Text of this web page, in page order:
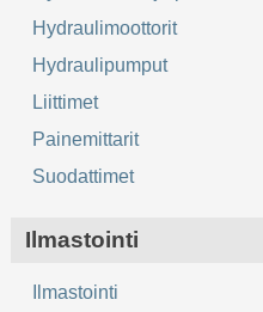
Hydraulimoottorit
Hydraulipumput
Liittimet
Painemittarit
Suodattimet
Ilmastointi
Ilmastointi